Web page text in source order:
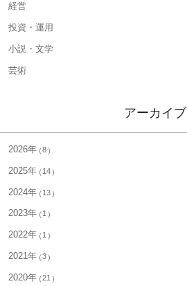
経営
投資・運用
小説・文学
芸術
アーカイブ
2026年 8
2025年 14
2024年 13
2023年 1
2022年 1
2021年 3
2020年 21